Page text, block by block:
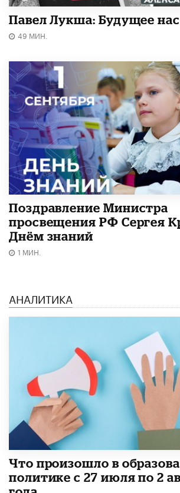
Павел Лукша: Будущее
49 МИН.
Поздравление Министра
просвещения РФ Сергея
Днём знаний
1 МИН.
АНАЛИТИКА
​Что произошло в
политике с 27 июля по 2